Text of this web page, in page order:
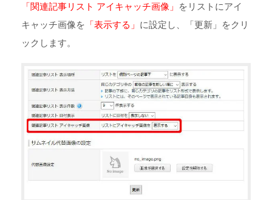
「関連記事リスト アイキャッチ画像」 をリストにアイ
キャッチ画像を 「表示する」 に設定し、「更新」をクリ
ックします。